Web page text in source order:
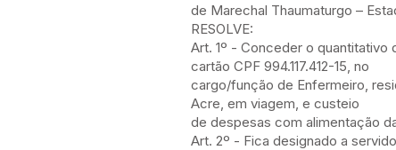
de Marechal Thaumaturgo –
RESOLVE:
Art. 1º - Conceder o quantitativo
cartão CPF 994.117.412-15, no
cargo/função de Enfermeiro,
Acre, em viagem, e custeio
de despesas com alimentação
Art. 2º - Fica designado a